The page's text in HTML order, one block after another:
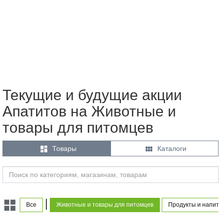
Текущие и будущие акции
Апатитов на Животные и
товары для питомцев
 Товары  Каталоги
Все Животные и товары для питомцев Продукты и